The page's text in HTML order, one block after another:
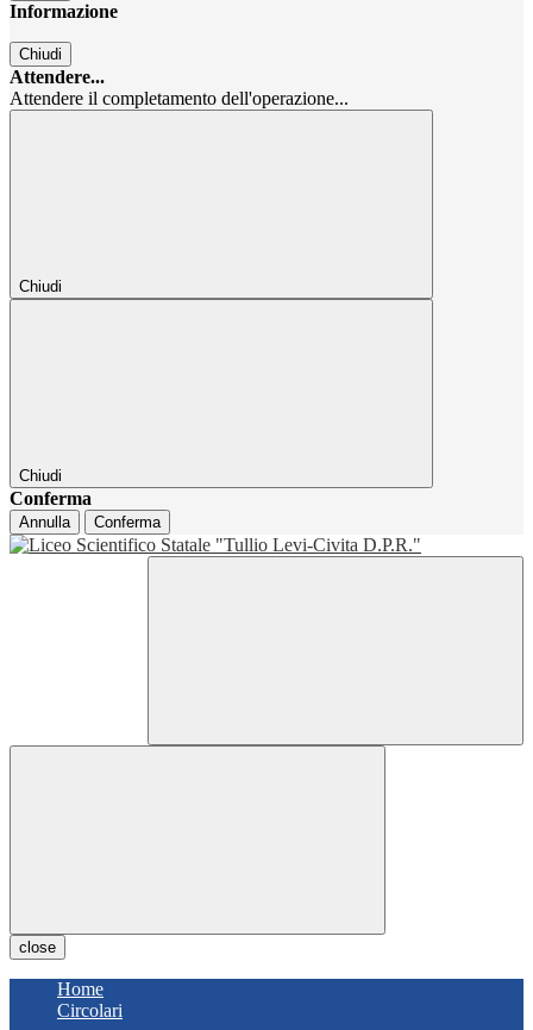
Informazione
Chiudi
Attendere...
Attendere il completamento dell'operazione...
Chiudi
Chiudi
Conferma
Annulla Conferma
close
Home
Circolari